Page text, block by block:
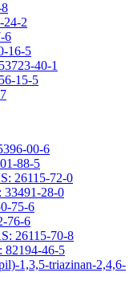
24-2
6
16-5
40-1
15-5
00-6
88-5
26115-72-0
33491-28-0
75-6
76-6
26115-70-8
82194-46-5
1,3,5-triazinan-2,4,6-